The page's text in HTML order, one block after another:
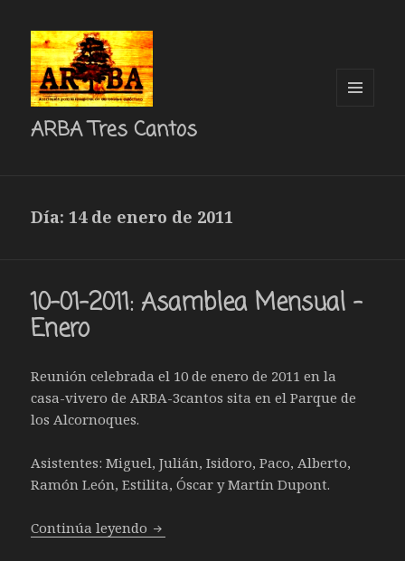
ARBA Tres Cantos
Día: 14 de enero de 2011
10-01-2011: Asamblea Mensual –
Enero
Reunión celebrada el 10 de enero de 2011 en la
casa-vivero de ARBA-3cantos sita en el Parque de
los Alcornoques.
Asistentes: Miguel, Julián, Isidoro, Paco, Alberto,
Ramón León, Estilita, Óscar y Martín Dupont.
Continúa leyendo 10-01-2011: Asamblea Mensual –